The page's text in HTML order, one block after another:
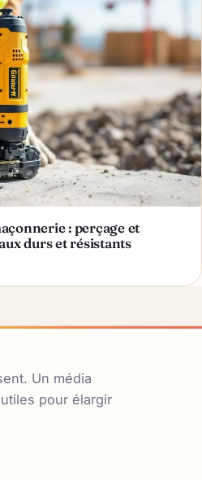
: perçage et
durs et résistants
Un média
pour élargir